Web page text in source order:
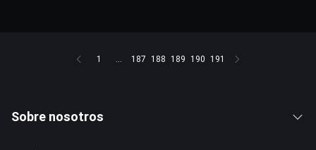
1 ... 187 188 189 190 191
Sobre nosotros